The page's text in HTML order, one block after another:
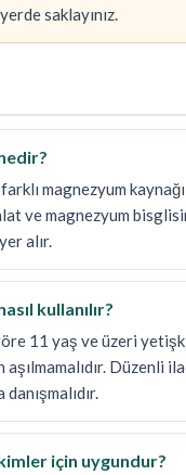
saklayınız.
magnezyum
ve magnezyum
alır.
kullanılır?
11 yaş ve üzeri
Düzenli
için uygundur?